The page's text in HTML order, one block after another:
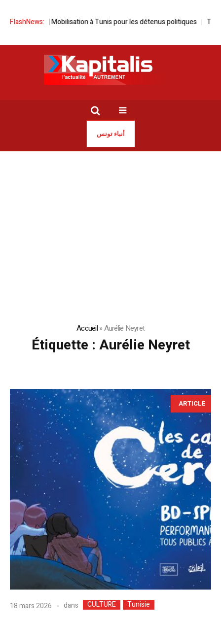
FlashNews:
Aïd El-Fitr | Mobilisation à Tunis pour les détenus politiques Tunis |
أنباء تونس
Accueil»Aurélie Neyret
Étiquette : Aurélie Neyret
ARTICLE
18 mars 2026 dans CULTURE Tunisie